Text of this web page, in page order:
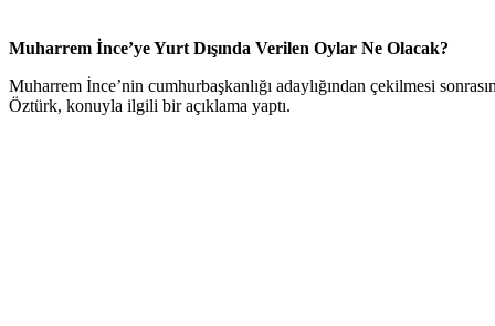
Muharrem İnce’ye Yurt Dışında Verilen Oylar Ne Olacak?
Muharrem İnce’nin cumhurbaşkanlığı adaylığından çekilmesi
Öztürk, konuyla ilgili bir açıklama yaptı.